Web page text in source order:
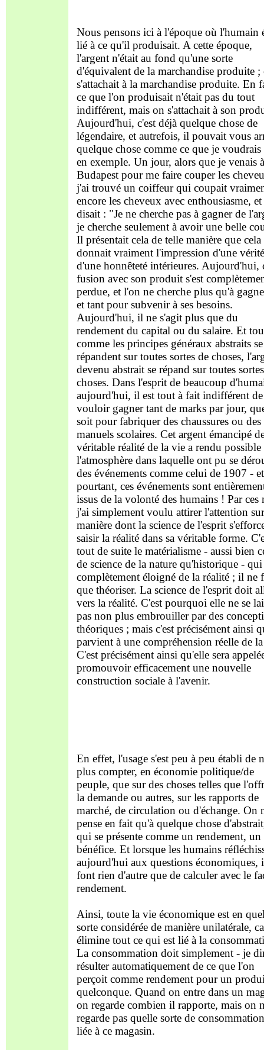
Nous pensons ici à l'époque où l'humain
lié à ce qu'il produisait. A cette époque,
l'argent n'était au fond qu'une sorte
d'équivalent de la marchandise produite ;
s'attachait à la marchandise produite. En
ce que l'on produisait n'était pas du tout
indifférent, mais on s'attachait à son
Aujourd'hui, c'est déjà quelque chose de
légendaire, et autrefois, il pouvait vous
quelque chose comme ce que je voudrais
en exemple. Un jour, alors que je venais à
Budapest pour me faire couper les
j'ai trouvé un coiffeur qui coupait
encore les cheveux avec enthousiasme,
disait : "Je ne cherche pas à gagner de
je cherche seulement à avoir une belle
Il présentait cela de telle manière que cela
donnait vraiment l'impression d'une
d'une honnêteté intérieures. Aujourd'hui,
fusion avec son produit s'est
perdue, et l'on ne cherche plus qu'à
et tant pour subvenir à ses besoins.
Aujourd'hui, il ne s'agit plus que du
rendement du capital ou du salaire. Et
comme les principes généraux abstraits se
répandent sur toutes sortes de choses,
devenu abstrait se répand sur toutes
choses. Dans l'esprit de beaucoup
aujourd'hui, il est tout à fait indifférent de
vouloir gagner tant de marks par jour,
soit pour fabriquer des chaussures ou des
manuels scolaires. Cet argent émancipé
véritable réalité de la vie a rendu possible
l'atmosphère dans laquelle ont pu se
des événements comme celui de 1907 - et
pourtant, ces événements sont
issus de la volonté des humains ! Par ces
j'ai simplement voulu attirer l'attention
manière dont la science de l'esprit
saisir la réalité dans sa véritable forme.
tout de suite le matérialisme - aussi bien
de science de la nature qu'historique - qui
complètement éloigné de la réalité ; il ne
que théoriser. La science de l'esprit doit
vers la réalité. C'est pourquoi elle ne se
pas non plus embrouiller par des
théoriques ; mais c'est précisément ainsi
parvient à une compréhension réelle de
C'est précisément ainsi qu'elle sera
promouvoir efficacement une nouvelle
construction sociale à l'avenir.
En effet, l'usage s'est peu à peu établi de
plus compter, en économie politique/de
peuple, que sur des choses telles que
la demande ou autres, sur les rapports de
marché, de circulation ou d'échange. On
pense en fait qu'à quelque chose
qui se présente comme un rendement, un
bénéfice. Et lorsque les humains
aujourd'hui aux questions économiques,
font rien d'autre que de calculer avec le
rendement.
Ainsi, toute la vie économique est en
sorte considérée de manière unilatérale,
élimine tout ce qui est lié à la
La consommation doit simplement - je
résulter automatiquement de ce que l'on
perçoit comme rendement pour un
quelconque. Quand on entre dans un
on regarde combien il rapporte, mais on
regarde pas quelle sorte de
liée à ce magasin.